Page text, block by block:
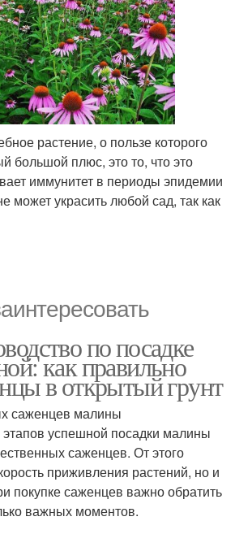
растение, о пользе которого
большой плюс, это то, что это
иммунитет в периоды эпидемии
может украсить любой сад, так как
по посадке
как правильно
в открытый грунт
саженцев малины
успешной посадки малины
саженцев. От этого
приживления растений, но и
покупке саженцев важно обратить
важных моментов.